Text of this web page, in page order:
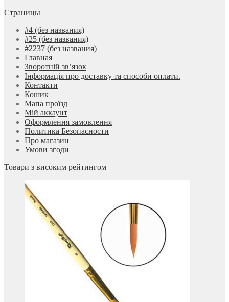
Страницы
#4 (без названия)
#25 (без названия)
#2237 (без названия)
Главная
Зворотній зв’язок
Інформація про доставку та способи оплати.
Контакти
Кошик
Мапа проїзд
Мій аккаунт
Оформлення замовлення
Политика Безопасности
Про магазин
Умови згоди
Товари з високим рейтингом